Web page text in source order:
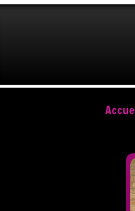
Nous utilisons Google